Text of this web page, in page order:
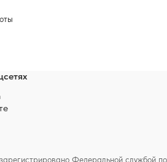
Федеральной службой по